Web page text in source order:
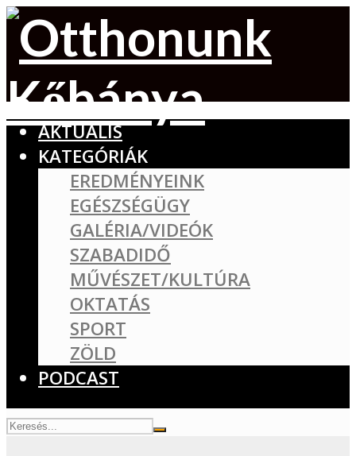
AKTUÁLIS
KATEGÓRIÁK
EREDMÉNYEINK
EGÉSZSÉGÜGY
GALÉRIA/VIDEÓK
SZABADIDŐ
MŰVÉSZET/KULTÚRA
OKTATÁS
SPORT
ZÖLD
PODCAST